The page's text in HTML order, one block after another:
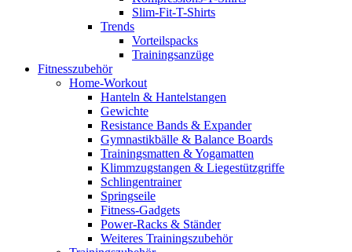
Slim-Fit-T-Shirts
Trends
Vorteilspacks
Trainingsanzüge
Fitnesszubehör
Home-Workout
Hanteln & Hantelstangen
Gewichte
Resistance Bands & Expander
Gymnastikbälle & Balance Boards
Trainingsmatten & Yogamatten
Klimmzugstangen & Liegestützgriffe
Schlingentrainer
Springseile
Fitness-Gadgets
Power-Racks & Ständer
Weiteres Trainingszubehör